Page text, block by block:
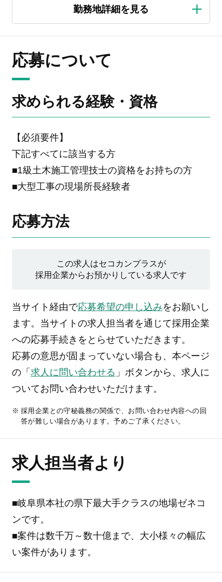
応募について
求められる経験・資格
【必須要件】
下記すべてに該当する方
■1級土木施工管理技士の資格をお持ちの方
■大型工事の現場所長経験者
応募方法
この求人はセコカンプラスが
採用企業からお預かりしている求人です
当サイト経由で応募希望の申し込みをお願いし
ます。当サイトの求人担当者を通じて採用企業
への応募手続きをとらせていただきます。
応募の意思が固まっていない場合も、本ページ
の「 求人に問い合わせる 」ボタンから、求人に
ついてお問い合わせいただけます。
採用企業との守秘義務の関係で、お問い合わせ内容への回
答が難しい場合があります。予めご了承ください。
求人担当者より
■岐阜県本社の県下最大手クラスの地場ゼネコ
ンです。
■案件は数千万～数十億まで、大小様々の幅広
い案件があります。